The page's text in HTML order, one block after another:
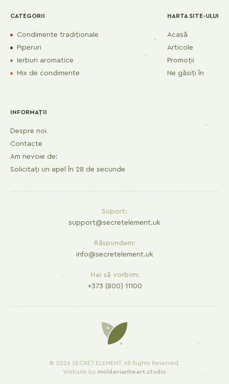
HARTA SITE-ULUI
Acasă
Articole
Promoții
Ne găsiți în
CATEGORII
Condimente tradiționale
Piperuri
Ierburi aromatice
Mix de condimente
INFORMAȚII
Despre noi
Contacte
Am nevoie de:
Solicitați un apel în 28 de secunde
Suport:
support@secretelement.uk
Răspundem:
info@secretelement.uk
Hai să vorbim:
+373 (800) 11100
© 2026 SECRET ELEMENT. All Rights Reserved.
Website by moldavianheart.studio